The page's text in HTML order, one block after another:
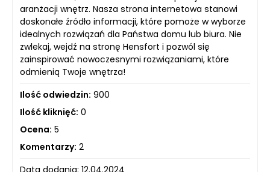
aranżacji wnętrz. Nasza strona internetowa stanowi
doskonałe źródło informacji, które pomoże w wyborze
idealnych rozwiązań dla Państwa domu lub biura. Nie
zwlekaj, wejdź na stronę Hensfort i pozwól się
zainspirować nowoczesnymi rozwiązaniami, które
odmienią Twoje wnętrza!
Ilość odwiedzin: 900
Ilość kliknięć: 0
Ocena: 5
Komentarzy: 2
Data dodania: 12.04.2024